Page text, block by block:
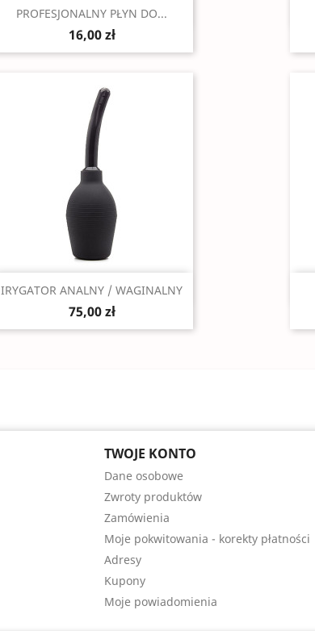
Szybki podgląd
PROFESJONALNY PŁYN DO...
16,00 zł
Szybki podgląd
IRYGATOR ANALNY / WAGINALNY
75,00 zł
TWOJE KONTO
Dane osobowe
Zwroty produktów
Zamówienia
Moje pokwitowania - korekty płatności
Adresy
Kupony
Moje powiadomienia